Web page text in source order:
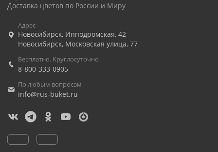
Доставка цветов по России и Миру
Адрес
Новосибирск, Ипподромская, 42
Новосибирск, Московская улица, 77
Бесплатно. Круглосуточно
8-800-333-0905
По любым вопросам
info@rus-buket.ru